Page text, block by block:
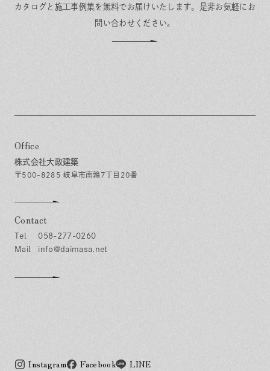
カタログと施工事例集を無料でお届けいたします。 是非お気軽にお
問い合わせください。
Office
株式会社大政建築
〒500-8285 岐阜市南鶉7丁目20番
Contact
058-277-0260
info@daimasa.net
Instagram Facebook LINE